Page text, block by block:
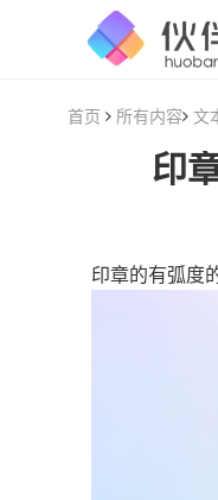
首页 所有内容 文
印
印章的有弧度